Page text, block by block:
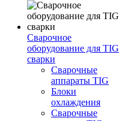
Сварочное
оборудование для TIG
сварки
Сварочные
аппараты TIG
Блоки
охлаждения
Сварочные